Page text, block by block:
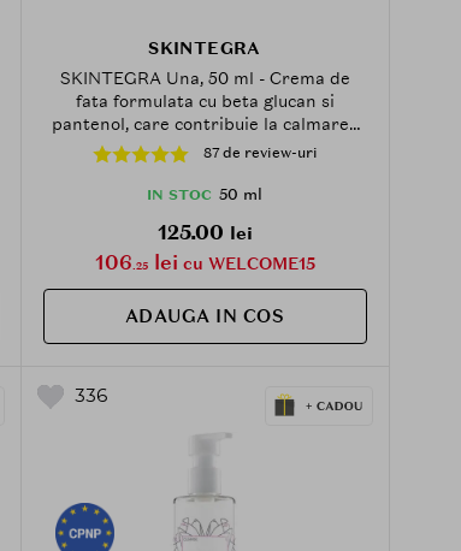
SKINTEGRA
SKINTEGRA Una, 50 ml - Crema de
fata formulata cu beta glucan si
pantenol, care contribuie la calmarea
pielii si la metinerea confortului
cutanat
87 de review-uri
IN STOC 50 ml
125.00 lei
106.25lei cu WELCOME15
ADAUGA IN COS
336